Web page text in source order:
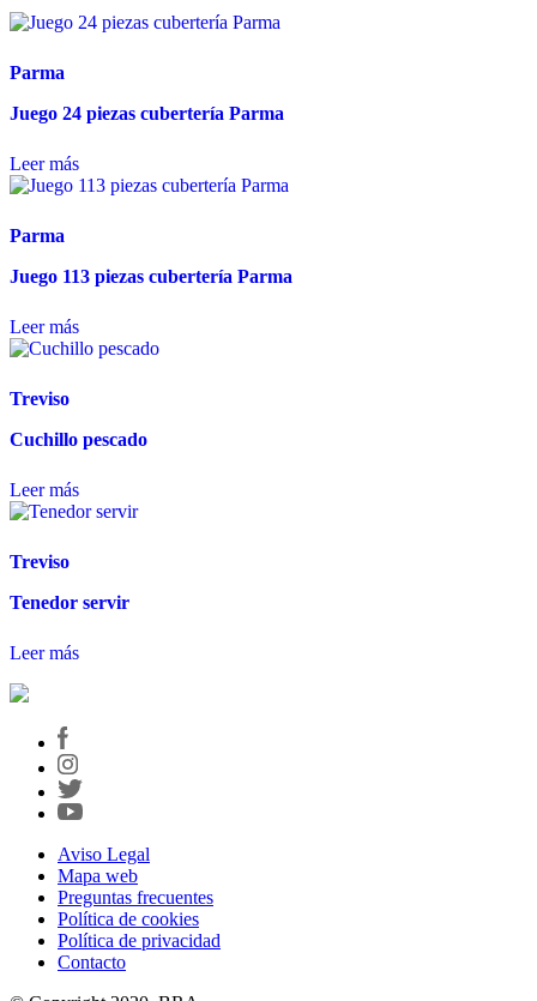
Parma
Juego 24 piezas cubertería Parma
Leer más
Parma
Juego 113 piezas cubertería Parma
Leer más
Treviso
Cuchillo pescado
Leer más
Treviso
Tenedor servir
Leer más
Aviso Legal
Mapa web
Preguntas frecuentes
Política de cookies
Política de privacidad
Contacto